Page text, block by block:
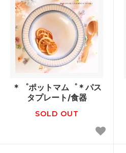
＊゜ポットマム゜＊パス
タプレート/食器
SOLD OUT